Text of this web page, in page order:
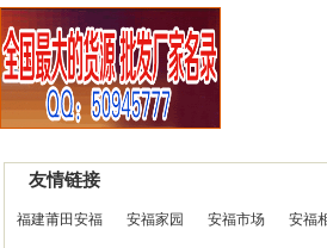
友情链接
福建莆田安福 安福家园 安福市场 安福